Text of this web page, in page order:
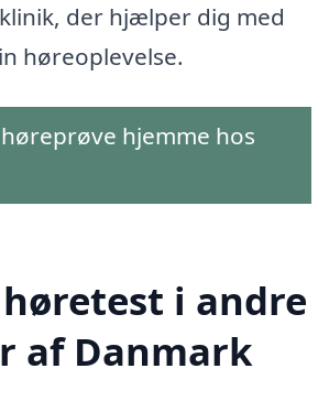
der hjælper dig med
høreoplevelse.
hjemme hos
i andre
af Danmark